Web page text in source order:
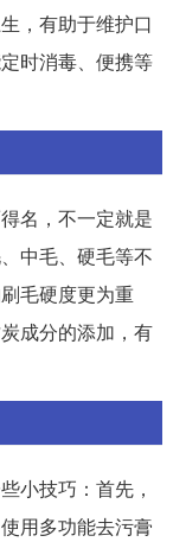
，有助于维护口
时消毒、便携等
名，不一定就是
中毛、硬毛等不
毛硬度更为重
成分的添加，有
小技巧：首先，
用多功能去污膏